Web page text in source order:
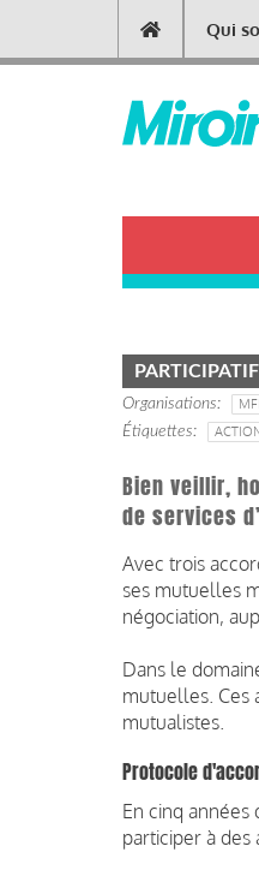
contenu
Main
Qui
PARTICIPATIF
Organisations
Étiquettes
Bien veillir,
de services
Avec trois
ses mutuelles
négociation,
Dans le
mutuelles. Ces
mutualistes.
Protocole
En cinq
participer à des